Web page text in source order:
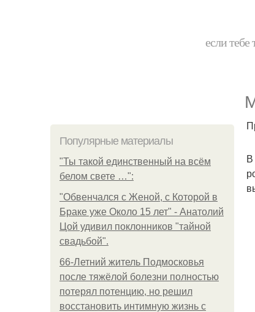
если
Популярные материалы
"Ты такой единственный на всём
белом свете …":
"Обвенчался с Женой, с Которой в
Браке уже Около 15 лет" - Анатолий
Цой удивил поклонников "тайной
свадьбой".
66-Летний житель Подмосковья
после тяжёлой болезни полностью
потерял потенцию, но решил
восстановить интимную жизнь с
В